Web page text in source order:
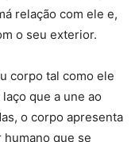
relação com ele e,
o seu exterior.
corpo tal como ele
que a une ao
o corpo apresenta
que se